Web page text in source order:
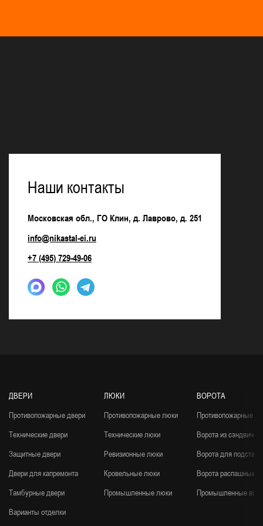
Наши контакты
Московская обл., ГО Клин, д. Лаврово, д. 251
info@nikastal-ei.ru
+7 (495) 729-49-06
ДВЕРИ
Противопожарные двери
Технические двери
Защитные двери
Двери для капремонта
Тамбурные двери
Варианты отделки
ЛЮКИ
Противопожарные люки
Технические люки
Ревизионные люки
Кровельные люки
Промышленные люки
ВОРОТА
Противопожарные
Ворота из сэндвич-
Ворота для
Ворота распашные
Промышленные